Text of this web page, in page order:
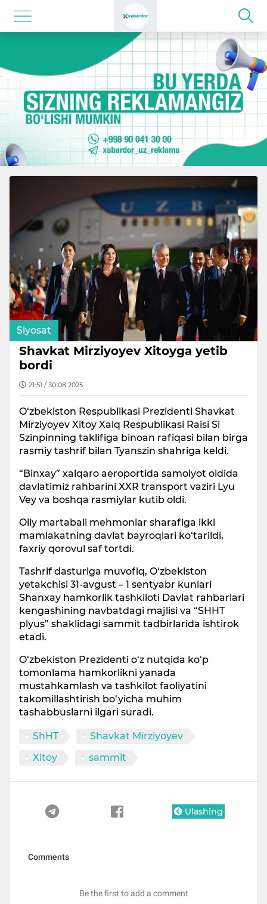
Siyosat
Shavkat Mirziyoyev Xitoyga yetib
bordi
21:51 / 30.08.2025
O‘zbekiston Respublikasi Prezidenti Shavkat
Mirziyoyev Xitoy Xalq Respublikasi Raisi Si
Szinpinning taklifiga binoan rafiqasi bilan birga
rasmiy tashrif bilan Tyanszin shahriga keldi.
“Binxay” xalqaro aeroportida samolyot oldida
davlatimiz rahbarini XXR transport vaziri Lyu
Vey va boshqa rasmiylar kutib oldi.
Oliy martabali mehmonlar sharafiga ikki
mamlakatning davlat bayroqlari ko‘tarildi,
faxriy qorovul saf tortdi.
Tashrif dasturiga muvofiq, O‘zbekiston
yetakchisi 31-avgust – 1 sentyabr kunlari
Shanxay hamkorlik tashkiloti Davlat rahbarlari
kengashining navbatdagi majlisi va “SHHT
plyus” shaklidagi sammit tadbirlarida ishtirok
etadi.
O‘zbekiston Prezidenti o‘z nutqida ko‘p
tomonlama hamkorlikni yanada
mustahkamlash va tashkilot faoliyatini
takomillashtirish bo‘yicha muhim
tashabbuslarni ilgari suradi.
ShHT
Shavkat Mirziyoyev
Xitoy
sammit
Ulashing